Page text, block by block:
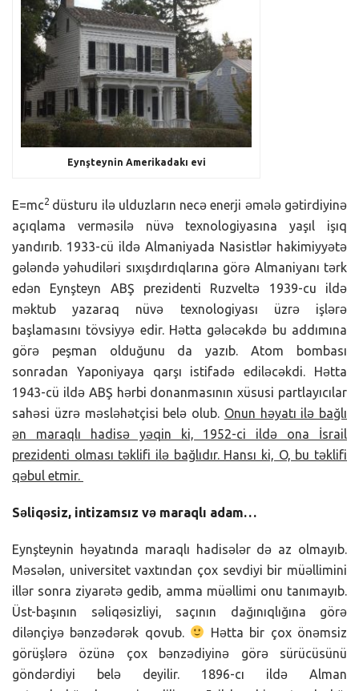
Eynşteynin Amerikadakı evi
E=mc2 düsturu ilə ulduzların necə enerji əmələ gətirdiyinə
açıqlama verməsilə nüvə texnologiyasına yaşıl işıq
yandırıb. 1933-cü ildə Almaniyada Nasistlər hakimiyyətə
gələndə yəhudiləri sıxışdırdıqlarına görə Almaniyanı tərk
edən Eynşteyn ABŞ prezidenti Ruzveltə 1939-cu ildə
məktub yazaraq nüvə texnologiyası üzrə işlərə
başlamasını tövsiyyə edir. Hətta gələcəkdə bu addımına
görə peşman olduğunu da yazıb. Atom bombası
sonradan Yaponiyaya qarşı istifadə ediləcəkdi. Hətta
1943-cü ildə ABŞ hərbi donanmasının xüsusi partlayıcılar
sahəsi üzrə məsləhətçisi belə olub. Onun həyatı ilə bağlı
ən maraqlı hadisə yəqin ki, 1952-ci ildə ona İsrail
prezidenti olması təklifi ilə bağlıdır. Hansı ki, O, bu təklifi
qəbul etmir.
Səliqəsiz, intizamsız və maraqlı adam…
Eynşteynin həyatında maraqlı hadisələr də az olmayıb.
Məsələn, universitet vaxtından çox sevdiyi bir müəllimini
illər sonra ziyarətə gedib, amma müəllimi onu tanımayıb.
Üst-başının səliqəsizliyi, saçının dağınıqlığına görə
dilənçiyə bənzədərək qovub.
Hətta bir çox önəmsiz
görüşlərə özünə çox bənzədiyinə görə sürücüsünü
göndərdiyi belə deyilir. 1896-cı ildə Alman